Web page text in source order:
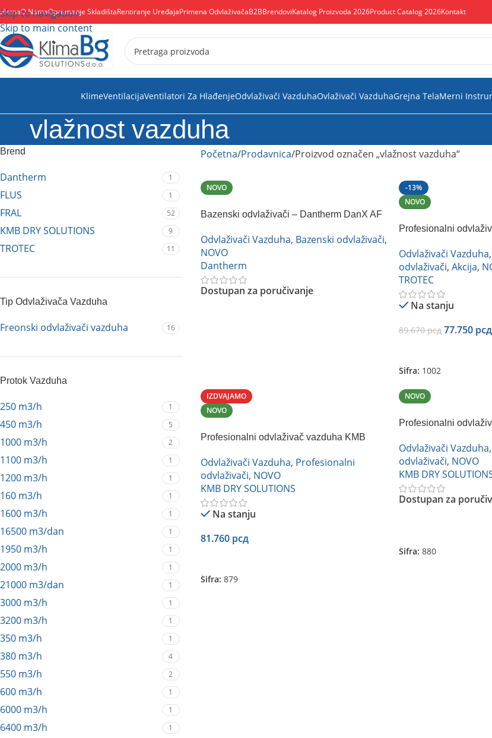
Skip to navigation
Skip to main content
O NamaOpremanje SkladištaRentiranje UređajaPrimena OdvlaživačaB2BBrendoviKatalog Proizvoda 2026Product Catalog 2026Kontakt
KlimeVentilacijaVentilatori Za HlađenjeOdvlaživači VazduhaOvlaživači VazduhaGrejna TelaMerni
vlažnost vazduha
Brend
Dantherm 1
FLUS 1
FRAL 52
KMB DRY SOLUTIONS 9
TROTEC 11
Tip Odvlaživača Vazduha
Freonski odvlaživači vazduha 16
Protok Vazduha
250 m3/h 1
450 m3/h 5
1000 m3/h 2
1100 m3/h 1
1200 m3/h 1
160 m3/h 1
1600 m3/h 1
16500 m3/dan 1
1950 m3/h 1
2000 m3/h 1
21000 m3/dan 1
3000 m3/h 1
3200 m3/h 1
350 m3/h 1
380 m3/h 4
550 m3/h 2
600 m3/h 1
6000 m3/h 1
6400 m3/h 1
Početna Prodavnica Proizvod označen „vlažnost vazduha“
NOVO
Bazenski odvlaživači – Dantherm DanX AF
Odvlaživači Vazduha, Bazenski odvlaživači,
NOVO
Dantherm
Dostupan za poručivanje
-13%
NOVO
Profesionalni
Odvlaživači Vazduha,
odvlaživači, Akcija,
TROTEC
Na stanju
89.670рсд 77.750 рсд
Šifra: 1002
IZDVAJAMO
NOVO
Profesionalni odvlaživač vazduha KMB
Odvlaživači Vazduha, Profesionalni
odvlaživači, NOVO
KMB DRY SOLUTIONS
Na stanju
81.760 рсд
Šifra: 879
NOVO
Profesionalni
Odvlaživači Vazduha,
odvlaživači, NOVO
KMB DRY
Dostupan za
Šifra: 880